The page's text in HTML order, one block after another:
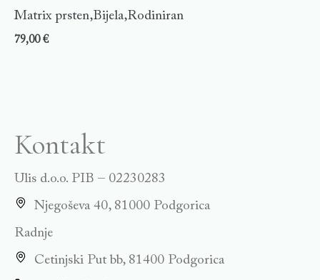
Matrix prsten,Bijela,Rodiniran
79,00€
Kontakt
Ulis d.o.o. PIB – 02230283
Njegoševa 40, 81000 Podgorica
Radnje
Cetinjski Put bb, 81400 Podgorica